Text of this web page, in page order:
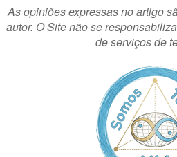
As opiniões expressas no artigo
autor. O Site não se
de serviços de